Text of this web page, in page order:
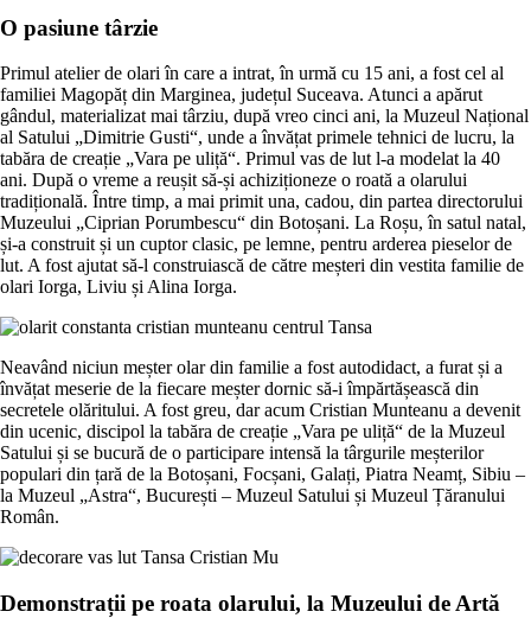
O pasiune târzie
Primul atelier de olari în care a intrat, în urmă cu 15 ani, a fost cel al
familiei Magopăț din Marginea, județul Suceava. Atunci a apărut
gândul, materializat mai târziu, după vreo cinci ani, la Muzeul Național
al Satului „Dimitrie Gusti“, unde a învățat primele tehnici de lucru, la
tabăra de creație „Vara pe uliță“. Primul vas de lut l-a modelat la 40
ani. După o vreme a reușit să-și achiziționeze o roată a olarului
tradițională. Între timp, a mai primit una, cadou, din partea directorului
Muzeului „Ciprian Porumbescu“ din Botoșani. La Roșu, în satul natal,
și-a construit și un cuptor clasic, pe lemne, pentru arderea pieselor de
lut. A fost ajutat să-l construiască de către meșteri din vestita familie de
olari Iorga, Liviu și Alina Iorga.
Neavând niciun meșter olar din familie a fost autodidact, a furat și a
învățat meserie de la fiecare meșter dornic să-i împărtășească din
secretele olăritului. A fost greu, dar acum Cristian Munteanu a devenit
din ucenic, discipol la tabăra de creație „Vara pe uliță“ de la Muzeul
Satului și se bucură de o participare intensă la târgurile meșterilor
populari din țară de la Botoșani, Focșani, Galați, Piatra Neamț, Sibiu –
la Muzeul „Astra“, București – Muzeul Satului și Muzeul Țăranului
Român.
Demonstrații pe roata olarului, la Muzeului de Artă